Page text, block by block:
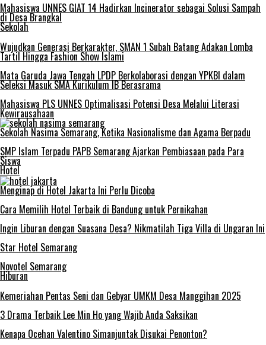
Mahasiswa UNNES GIAT 14 Hadirkan Incinerator sebagai Solusi Sampah
di Desa Brangkal
Sekolah
Wujudkan Generasi Berkarakter, SMAN 1 Subah Batang Adakan Lomba
Tartil Hingga Fashion Show Islami
Mata Garuda Jawa Tengah LPDP Berkolaborasi dengan YPKBI dalam
Seleksi Masuk SMA Kurikulum IB Berasrama
Mahasiswa PLS UNNES Optimalisasi Potensi Desa Melalui Literasi
Kewirausahaan
Sekolah Nasima Semarang, Ketika Nasionalisme dan Agama Berpadu
SMP Islam Terpadu PAPB Semarang Ajarkan Pembiasaan pada Para
Siswa
Hotel
Menginap di Hotel Jakarta Ini Perlu Dicoba
Cara Memilih Hotel Terbaik di Bandung untuk Pernikahan
Ingin Liburan dengan Suasana Desa? Nikmatilah Tiga Villa di Ungaran Ini
Star Hotel Semarang
Novotel Semarang
Hiburan
Kemeriahan Pentas Seni dan Gebyar UMKM Desa Manggihan 2025
3 Drama Terbaik Lee Min Ho yang Wajib Anda Saksikan
Kenapa Ocehan Valentino Simanjuntak Disukai Penonton?